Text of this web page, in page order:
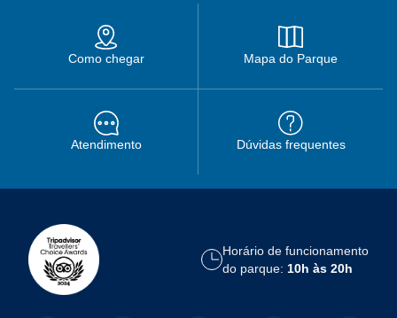
Como chegar Mapa do Parque
Atendimento Dúvidas frequentes
Horário de funcionamento
do parque: 10h às 20h